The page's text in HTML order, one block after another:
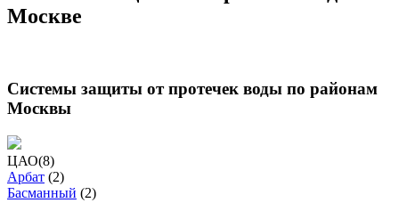
Москве
Системы защиты от протечек воды по районам
Москвы
ЦАО(8)
Арбат (2)
Басманный (2)